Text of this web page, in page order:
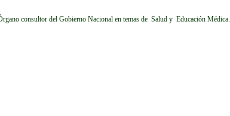
consultor del Gobierno Nacional en temas de Salud y Educación Médica.